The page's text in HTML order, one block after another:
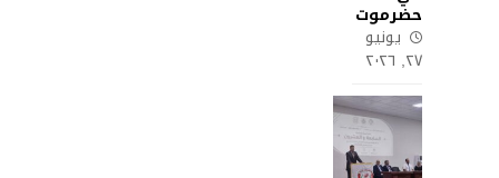
حضرموت
يونيو
٢٧, ٢٠٢٦